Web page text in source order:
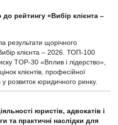
рейтингу «Вибір клієнта –
результати щорічного
клієнта – 2026. ТОП-100
TOP-30 «Вплив і лідерство»,
клієнтів, професійної
у розвиток юридичного ринку.
юристів, адвокатів і
та практичні наслідки для